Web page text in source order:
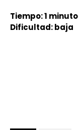
Tiempo: 1 minuto
Dificultad: baja